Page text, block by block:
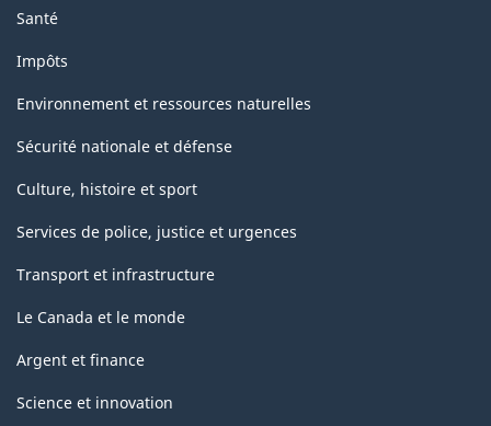
Santé
Impôts
Environnement et ressources naturelles
Sécurité nationale et défense
Culture, histoire et sport
Services de police, justice et urgences
Transport et infrastructure
Le Canada et le monde
Argent et finance
Science et innovation